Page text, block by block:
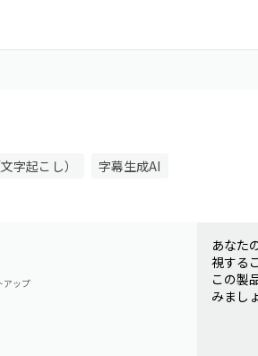
字起こし） 字幕生成AI
アップ
あなた
視する
この製
みまし